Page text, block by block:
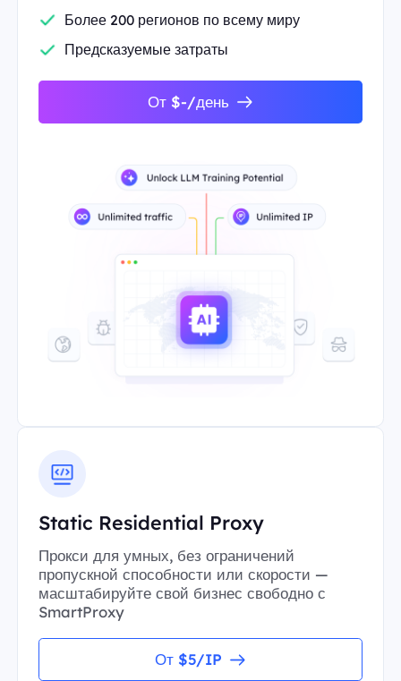
Более 200 регионов по всему миру
Предсказуемые затраты
От $-/день
Static Residential Proxy
Прокси для умных, без ограничений
пропускной способности или скорости —
масштабируйте свой бизнес свободно с
SmartProxy
От $5/IP